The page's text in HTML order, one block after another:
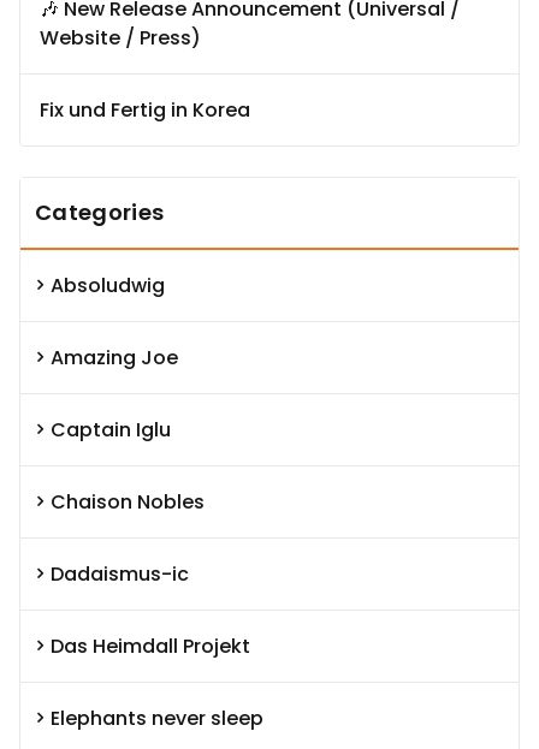
🎶 New Release Announcement (Universal /
Website / Press)
Fix und Fertig in Korea
Categories
Absoludwig
Amazing Joe
Captain Iglu
Chaison Nobles
Dadaismus-ic
Das Heimdall Projekt
Elephants never sleep